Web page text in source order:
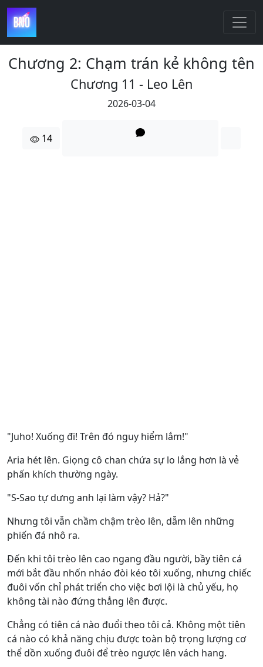
Chương 2: Chạm trán kẻ không tên
Chương 11 - Leo Lên
2026-03-04
14
"Juho! Xuống đi! Trên đó nguy hiểm lắm!"
Aria hét lên. Giọng cô chan chứa sự lo lắng hơn là vẻ
phấn khích thường ngày.
"S-Sao tự dưng anh lại làm vậy? Hả?"
Nhưng tôi vẫn chầm chậm trèo lên, dẫm lên những
phiến đá nhô ra.
Đến khi tôi trèo lên cao ngang đầu người, bầy tiên cá
mới bắt đầu nhốn nháo đòi kéo tôi xuống, nhưng chiếc
đuôi vốn chỉ phát triển cho việc bơi lội là chủ yếu, họ
không tài nào đứng thẳng lên được.
Chẳng có tiên cá nào đuổi theo tôi cả. Không một tiên
cá nào có khả năng chịu được toàn bộ trọng lượng cơ
thể dồn xuống đuôi để trèo ngược lên vách hang.